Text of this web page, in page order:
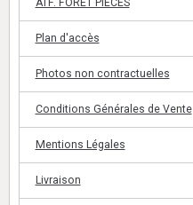
ATF. FORÊT PIÈCES
Plan d'accès
Photos non contractuelles
Conditions Générales de Vente
Mentions Légales
Livraison